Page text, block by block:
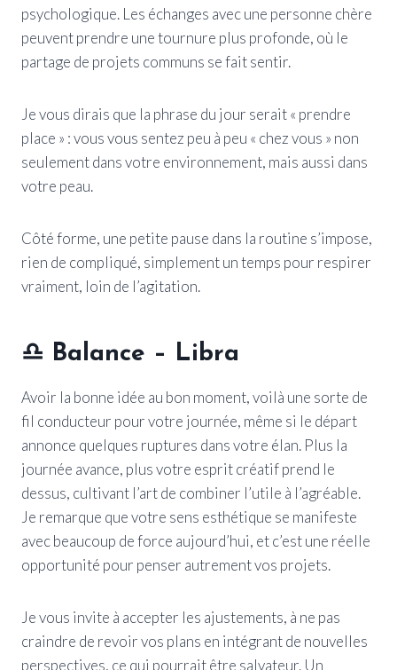
psychologique. Les échanges avec une personne chère
peuvent prendre une tournure plus profonde, où le
partage de projets communs se fait sentir.
Je vous dirais que la phrase du jour serait « prendre
place » : vous vous sentez peu à peu « chez vous » non
seulement dans votre environnement, mais aussi dans
votre peau.
Côté forme, une petite pause dans la routine s’impose,
rien de compliqué, simplement un temps pour respirer
vraiment, loin de l’agitation.
♎ Balance – Libra
Avoir la bonne idée au bon moment, voilà une sorte de
fil conducteur pour votre journée, même si le départ
annonce quelques ruptures dans votre élan. Plus la
journée avance, plus votre esprit créatif prend le
dessus, cultivant l’art de combiner l’utile à l’agréable.
Je remarque que votre sens esthétique se manifeste
avec beaucoup de force aujourd’hui, et c’est une réelle
opportunité pour penser autrement vos projets.
Je vous invite à accepter les ajustements, à ne pas
craindre de revoir vos plans en intégrant de nouvelles
perspectives, ce qui pourrait être salvateur. Un